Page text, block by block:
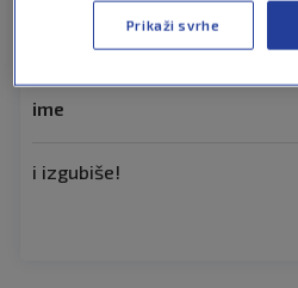
Pošalji
ime
i izgubiše!
Prikaži svrhe